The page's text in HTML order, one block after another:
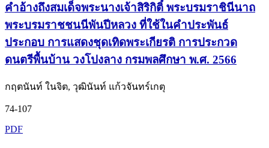
คำอ้างถึงสมเด็จพระนางเจ้าสิริกิติ์ พระบรมราชินีนาถ
พระบรมราชชนนีพันปีหลวง ที่ใช้ในคำประพันธ์
ประกอบ การแสดงชุดเทิดพระเกียรติ การประกวด
ดนตรีพื้นบ้าน วงโปงลาง กรมพลศึกษา พ.ศ. 2566
กฤตนันท์ ในจิต, วุฒินันท์ แก้วจันทร์เกตุ
74-107
PDF